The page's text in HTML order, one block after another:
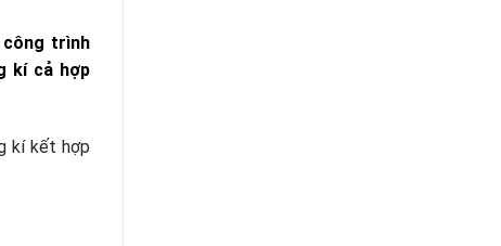
công trình
kí cả hợp
kí kết hợp